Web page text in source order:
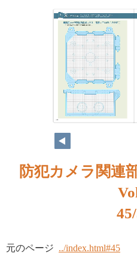
防犯カメラ関連
元のページ ../index.html#45